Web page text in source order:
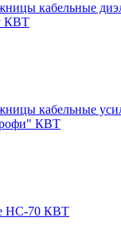
кабельные
КВТ
кабельные
КВТ
НС-70 КВТ